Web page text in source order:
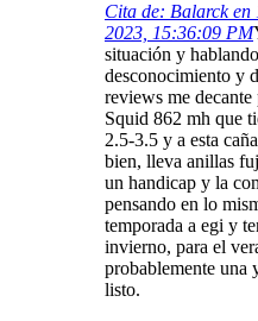
Cita de: Balarck en
2023, 15:36:09 PM
situación y
desconocimiento y
reviews me
Squid 862 mh que
2.5-3.5 y a esta
bien, lleva anillas
un handicap y la
pensando en lo
temporada a egi y
invierno, para el
probablemente una
listo.